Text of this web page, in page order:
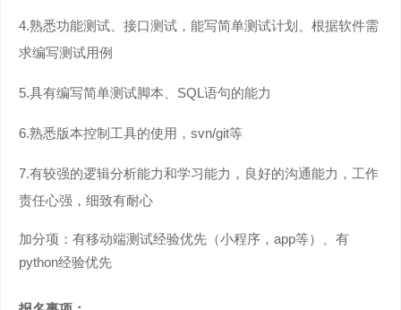
4.熟悉功能测试、接口测试，能写简单测试计划、根据软件需
求编写测试用例
5.具有编写简单测试脚本、SQL语句的能力
6.熟悉版本控制工具的使用，svn/git等
7.有较强的逻辑分析能力和学习能力，良好的沟通能力，工作
责任心强，细致有耐心
加分项：有移动端测试经验优先（小程序，app等）、有
python经验优先